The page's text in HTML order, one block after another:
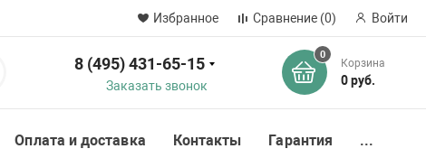
Избранное Сравнение (0) Войти
8 (495) 431-65-15
Заказать звонок
0
Корзина
0 руб.
Оплата и доставка Контакты Гарантия ...